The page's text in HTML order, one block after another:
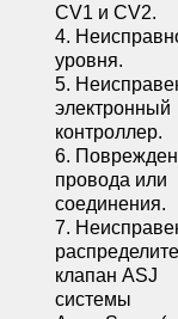
СV1 и СV2.
4.
уровня.
5.
электронный
контроллер.
6.
провода или
соединения.
7.
клапан ASJ
системы